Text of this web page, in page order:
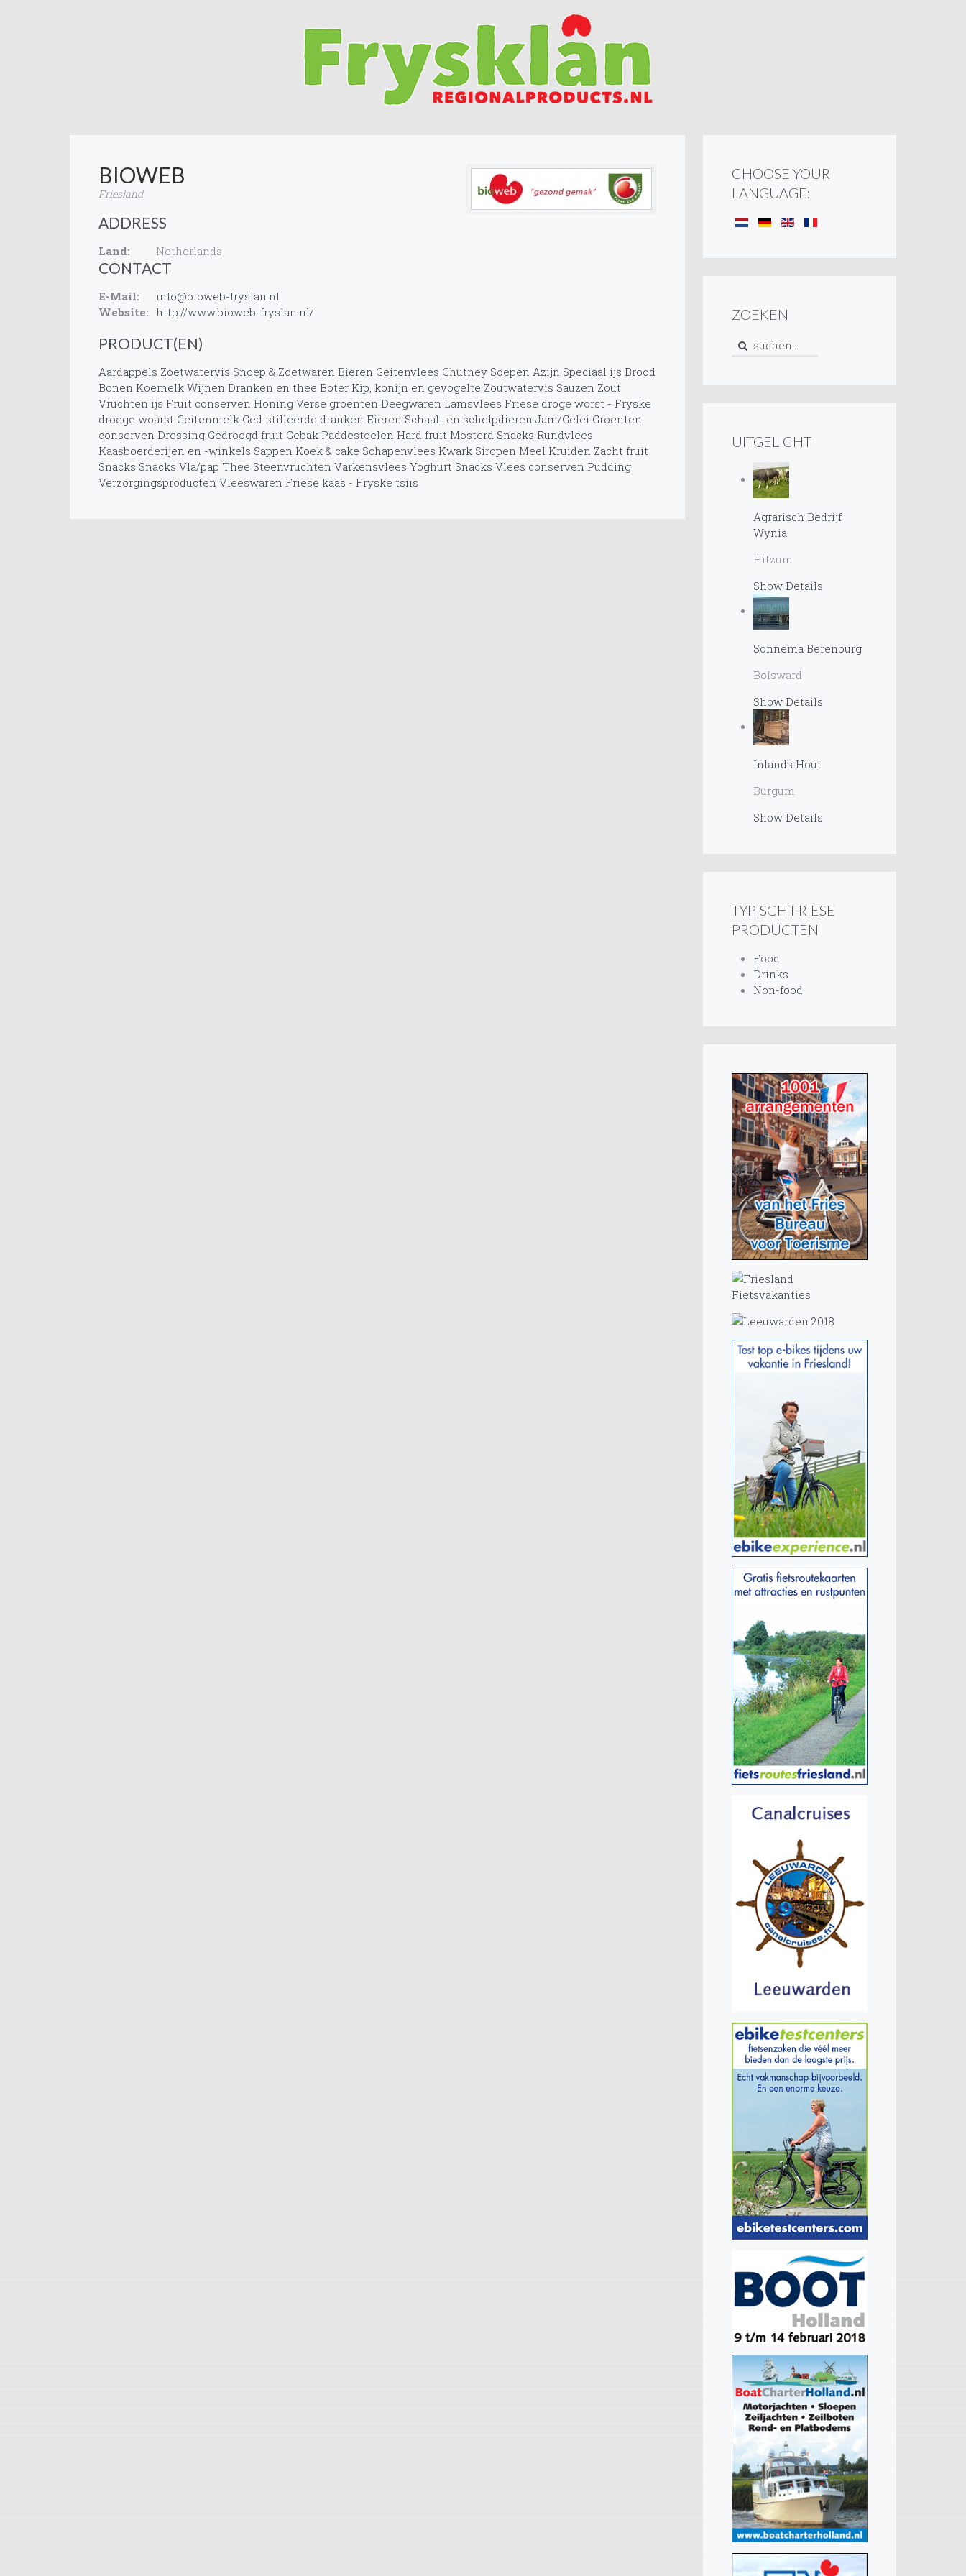
BIOWEB
Friesland
ADDRESS
Land: Netherlands
CONTACT
E-Mail:
info@bioweb-fryslan.nl
Website: http://www.bioweb-fryslan.nl/
PRODUCT(EN)
Aardappels Zoetwatervis Snoep & Zoetwaren Bieren Geitenvlees Chutney Soepen Azijn Speciaal ijs Brood
Bonen Koemelk Wijnen Dranken en thee Boter Kip, konijn en gevogelte Zoutwatervis Sauzen Zout
Vruchten ijs Fruit conserven Honing Verse groenten Deegwaren Lamsvlees Friese droge worst - Fryske
droege woarst Geitenmelk Gedistilleerde dranken Eieren Schaal- en schelpdieren Jam/Gelei Groenten
conserven Dressing Gedroogd fruit Gebak Paddestoelen Hard fruit Mosterd Snacks Rundvlees
Kaasboerderijen en -winkels Sappen Koek & cake Schapenvlees Kwark Siropen Meel Kruiden Zacht fruit
Snacks Snacks Vla/pap Thee Steenvruchten Varkensvlees Yoghurt Snacks Vlees conserven Pudding
Verzorgingsproducten Vleeswaren Friese kaas - Fryske tsiis
CHOOSE YOUR
LANGUAGE:
ZOEKEN
UITGELICHT
Agrarisch Bedrijf
Wynia
Hitzum
Show Details
Sonnema Berenburg
Bolsward
Show Details
Inlands Hout
Burgum
Show Details
TYPISCH FRIESE
PRODUCTEN
Food
Drinks
Non-food